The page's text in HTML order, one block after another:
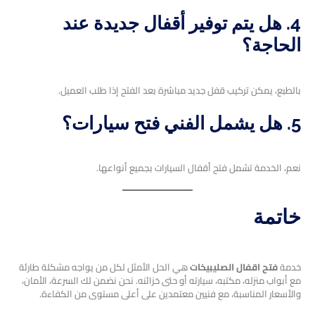
4. هل يتم توفير أقفال جديدة عند
الحاجة؟
بالطبع، يمكن تركيب قفل جديد مباشرة بعد الفتح إذا طلب العميل.
5. هل يشمل الفني فتح سيارات؟
نعم، الخدمة تشمل فتح أقفال السيارات بجميع أنواعها.
خاتمة
خدمةفتح اقفال الصليبيخاتهي الحل الأمثل لكل من يواجه مشكلة طارئة
مع أبواب منزله، مكتبه، سيارته أو حتى خزائنه. نحن نضمن لك السرعة، الأمان،
والأسعار المناسبة، مع فنيين معتمدين على أعلى مستوى من الكفاءة.